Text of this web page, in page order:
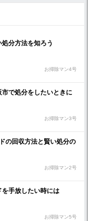
分方法を知ろう
お掃除マン4号
で処分をしたいときに
お掃除マン3号
の回収方法と賢い処分の
お掃除マン2号
手放したい時には
お掃除マン5号